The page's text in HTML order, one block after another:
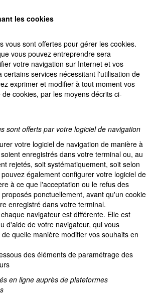
les cookies
vous sont offertes pour gérer les cookies.
vous pouvez entreprendre sera
votre navigation sur Internet et vos
certains services nécessitant l'utilisation de
exprimer et modifier à tout moment vos
cookies, par les moyens décrits ci-
sont offerts par votre logiciel de navigation
votre logiciel de navigation de manière à
enregistrés dans votre terminal ou, au
rejetés, soit systématiquement, soit selon
également configurer votre logiciel de
à ce que l'acceptation ou le refus des
ponctuellement, avant qu'un cookie
enregistré dans votre terminal.
navigateur est différente. Elle est
d'aide de votre navigateur, qui vous
quelle manière modifier vos souhaits en
des éléments de paramétrage des
en ligne auprès de plateformes